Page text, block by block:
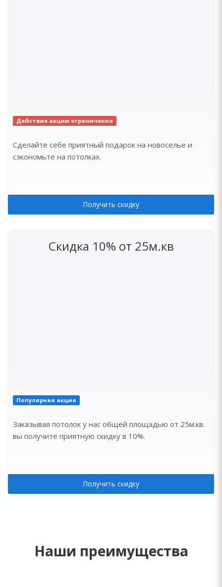
Действие акции ограниченно
Сделайте себе приятный подарок на новоселье и
сэкономьте на потолках.
Получить скидку
Скидка 10% от 25м.кв
Популярная акция
Заказывая потолок у нас общей площадью от 25м.кв.
вы получите приятную скидку в 10%.
Получить скидку
Наши преимущества